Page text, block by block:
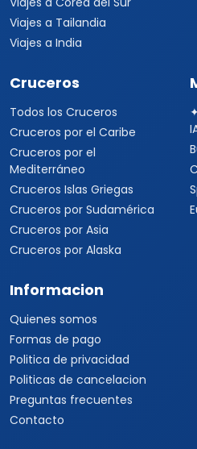
Viajes a Tailandia
Viajes a India
Cruceros
Todos los Cruceros
Cruceros por el Caribe
Cruceros por el
Mediterráneo
Cruceros Islas Griegas
Cruceros por Sudamérica
Cruceros por Asia
Cruceros por Alaska
Informacion
Quienes somos
Formas de pago
Politica de privacidad
Politicas de cancelacion
Preguntas frecuentes
Contacto